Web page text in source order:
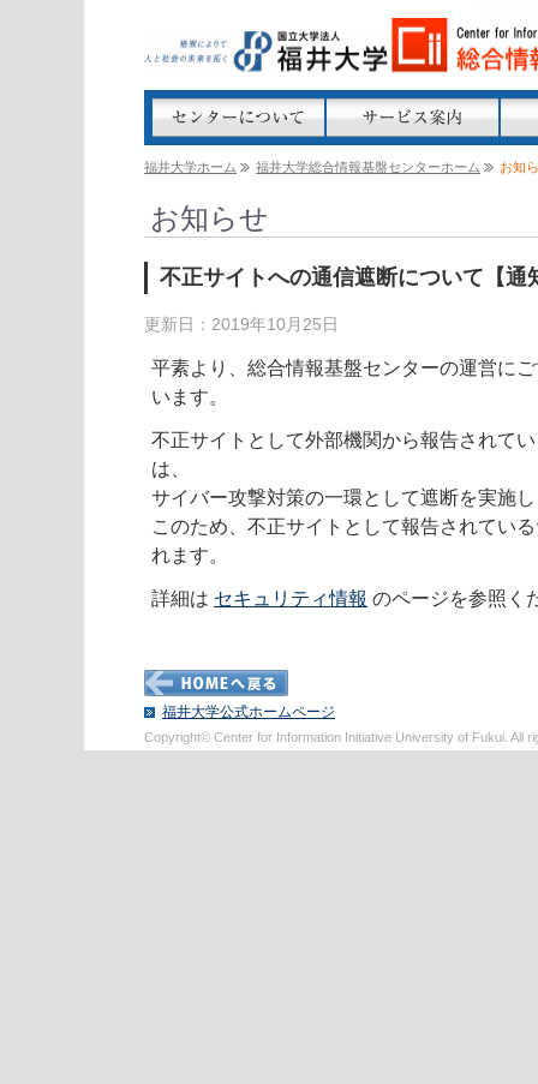
福井大学ホーム 福井大学総合情報基盤センターホーム お知
お知らせ
不正サイトへの通信遮断について【通
更新日：2019年10月25日
平素より、総合情報基盤センターの運営に
います。
不正サイトとして外部機関から報告されて
は、
サイバー攻撃対策の一環として遮断を実施
このため、不正サイトとして報告されてい
れます。
詳細は セキュリティ情報 のページを参照く
福井大学公式ホームページ
Copyright© Center for Information Initiative University of Fukui. All